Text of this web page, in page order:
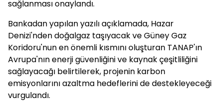
sağlanması onaylandı.
Bankadan yapılan yazılı açıklamada, Hazar
Denizi'nden doğalgaz taşıyacak ve Güney Gaz
Koridoru'nun en önemli kısmını oluşturan TANAP'ın
Avrupa'nın enerji güvenliğini ve kaynak çeşitliliğini
sağlayacağı belirtilerek, projenin karbon
emisyonlarını azaltma hedeflerini de destekleyeceği
vurgulandı.